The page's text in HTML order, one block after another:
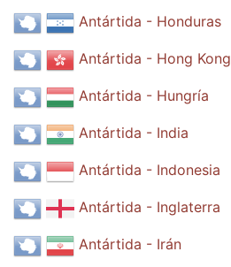
Antártida - Honduras
Antártida - Hong Kong
Antártida - Hungría
Antártida - India
Antártida - Indonesia
Antártida - Inglaterra
Antártida - Irán